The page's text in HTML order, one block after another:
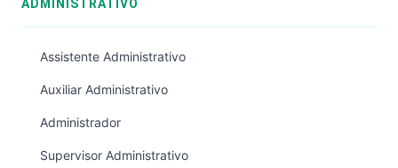
ADMINISTRATIVO
Assistente Administrativo
Auxiliar Administrativo
Administrador
Supervisor Administrativo